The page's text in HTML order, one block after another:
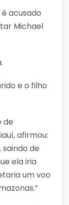
acusado
Michael
e o filho
de
afirmou:
de
ela iria
um voo